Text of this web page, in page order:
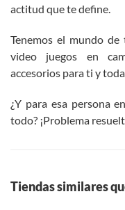
actitud que te define.
Tenemos el mundo
video juegos en
accesorios para ti y
¿Y para esa persona
todo? ¡Problema
Tiendas similares